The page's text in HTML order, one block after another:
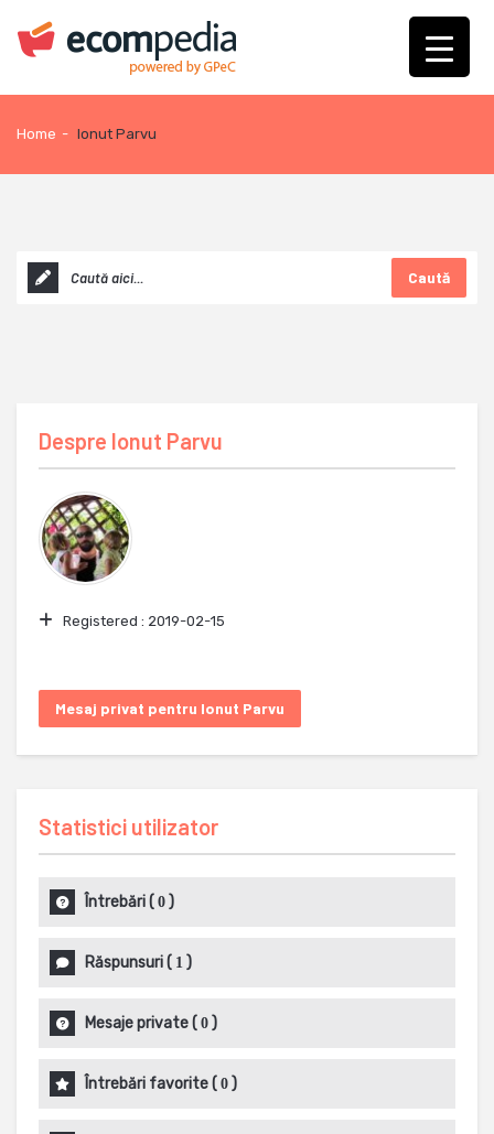
Home - Ionut Parvu
Caută
Despre Ionut Parvu
Registered : 2019-02-15
Mesaj privat pentru Ionut Parvu
Statistici utilizator
Întrebări( 0 )
Răspunsuri( 1 )
Mesaje private( 0 )
Întrebări favorite( 0 )